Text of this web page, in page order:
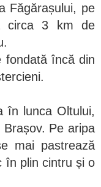
Făgărașului, pe
circa 3 km de
fondată încă din
în lunca Oltului,
Pe aripa
mai pastrează
în plin cintru și o